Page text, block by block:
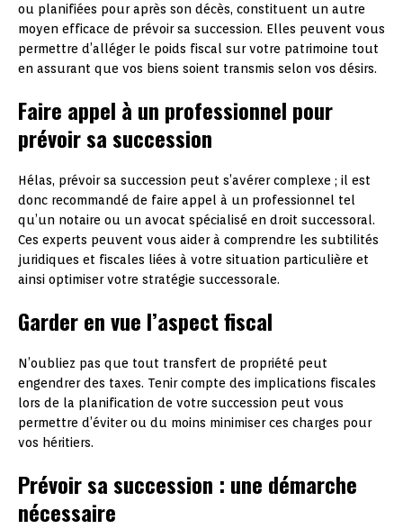
ou planifiées pour après son décès, constituent un autre
moyen efficace de prévoir sa succession. Elles peuvent vous
permettre d’alléger le poids fiscal sur votre patrimoine tout
en assurant que vos biens soient transmis selon vos désirs.
Faire appel à un professionnel pour
prévoir sa succession
Hélas, prévoir sa succession peut s’avérer complexe ; il est
donc recommandé de faire appel à un professionnel tel
qu’un notaire ou un avocat spécialisé en droit successoral.
Ces experts peuvent vous aider à comprendre les subtilités
juridiques et fiscales liées à votre situation particulière et
ainsi optimiser votre stratégie successorale.
Garder en vue l’aspect fiscal
N’oubliez pas que tout transfert de propriété peut
engendrer des taxes. Tenir compte des implications fiscales
lors de la planification de votre succession peut vous
permettre d’éviter ou du moins minimiser ces charges pour
vos héritiers.
Prévoir sa succession : une démarche
nécessaire